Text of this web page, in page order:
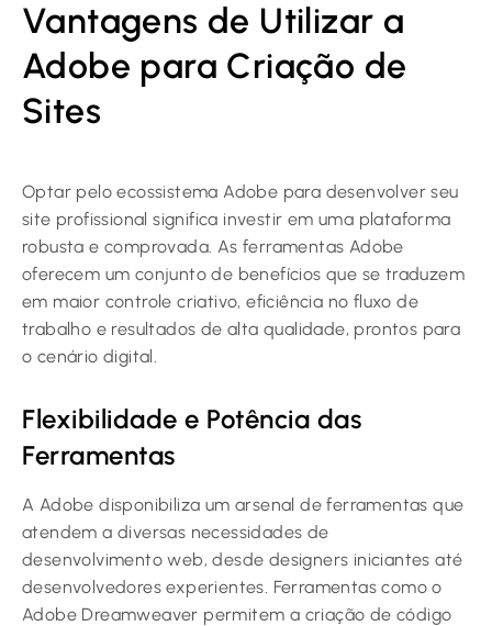
Vantagens de Utilizar a
Adobe para Criação de
Sites
Optar pelo ecossistema Adobe para desenvolver seu
site profissional significa investir em uma plataforma
robusta e comprovada. As ferramentas Adobe
oferecem um conjunto de benefícios que se traduzem
em maior controle criativo, eficiência no fluxo de
trabalho e resultados de alta qualidade, prontos para
o cenário digital.
Flexibilidade e Potência das
Ferramentas
A Adobe disponibiliza um arsenal de ferramentas que
atendem a diversas necessidades de
desenvolvimento web, desde designers iniciantes até
desenvolvedores experientes. Ferramentas como o
Adobe Dreamweaver permitem a criação de código